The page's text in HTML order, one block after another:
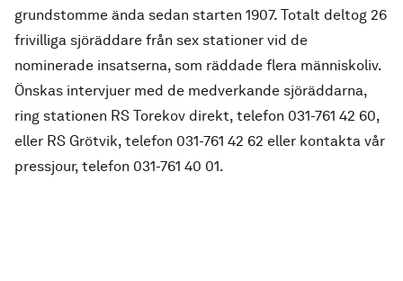
grundstomme ända sedan starten 1907. Totalt deltog 26
frivilliga sjöräddare från sex stationer vid de
nominerade insatserna, som räddade flera människoliv.
Önskas intervjuer med de medverkande sjöräddarna,
ring stationen RS Torekov direkt, telefon 031-761 42 60,
eller RS Grötvik, telefon 031-761 42 62 eller kontakta vår
pressjour, telefon 031-761 40 01.